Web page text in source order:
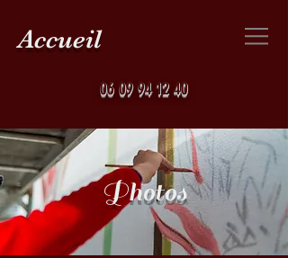
Accueil
06 09 94 12 40
Photos